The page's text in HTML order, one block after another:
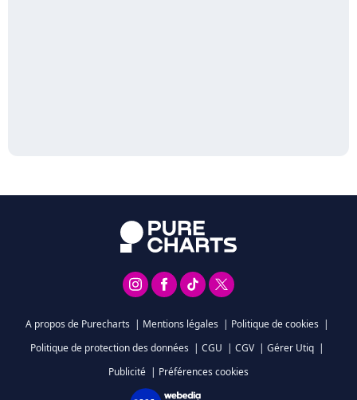
A propos de Purecharts | Mentions légales | Politique de cookies |
Politique de protection des données | CGU | CGV | Gérer Utiq |
Publicité | Préférences cookies